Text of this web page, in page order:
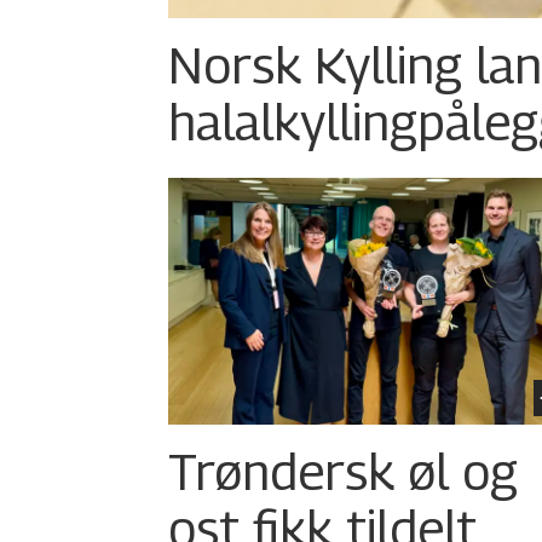
Norsk Kylling
Trøndersk øl og
ost fikk tildelt